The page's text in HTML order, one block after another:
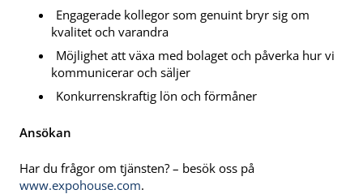
Engagerade kollegor som genuint bryr sig om
kvalitet och varandra
Möjlighet att växa med bolaget och påverka hur vi
kommunicerar och säljer
Konkurrenskraftig lön och förmåner
Ansökan
Har du frågor om tjänsten? – besök oss på
www.expohouse.com.